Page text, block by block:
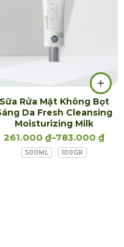
Sữa Rửa Mặt Không Bọt
Da Fresh Cleansing
Moisturizing Milk
261.000 ₫–783.000 ₫
500ML 100GR